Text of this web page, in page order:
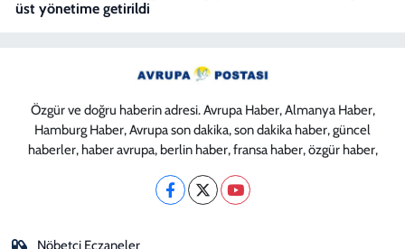
üst yönetime getirildi
Özgür ve doğru haberin adresi. Avrupa Haber, Almanya Haber,
Hamburg Haber, Avrupa son dakika, son dakika haber, güncel
haberler, haber avrupa, berlin haber, fransa haber, özgür haber,
Nöbetçi Eczaneler